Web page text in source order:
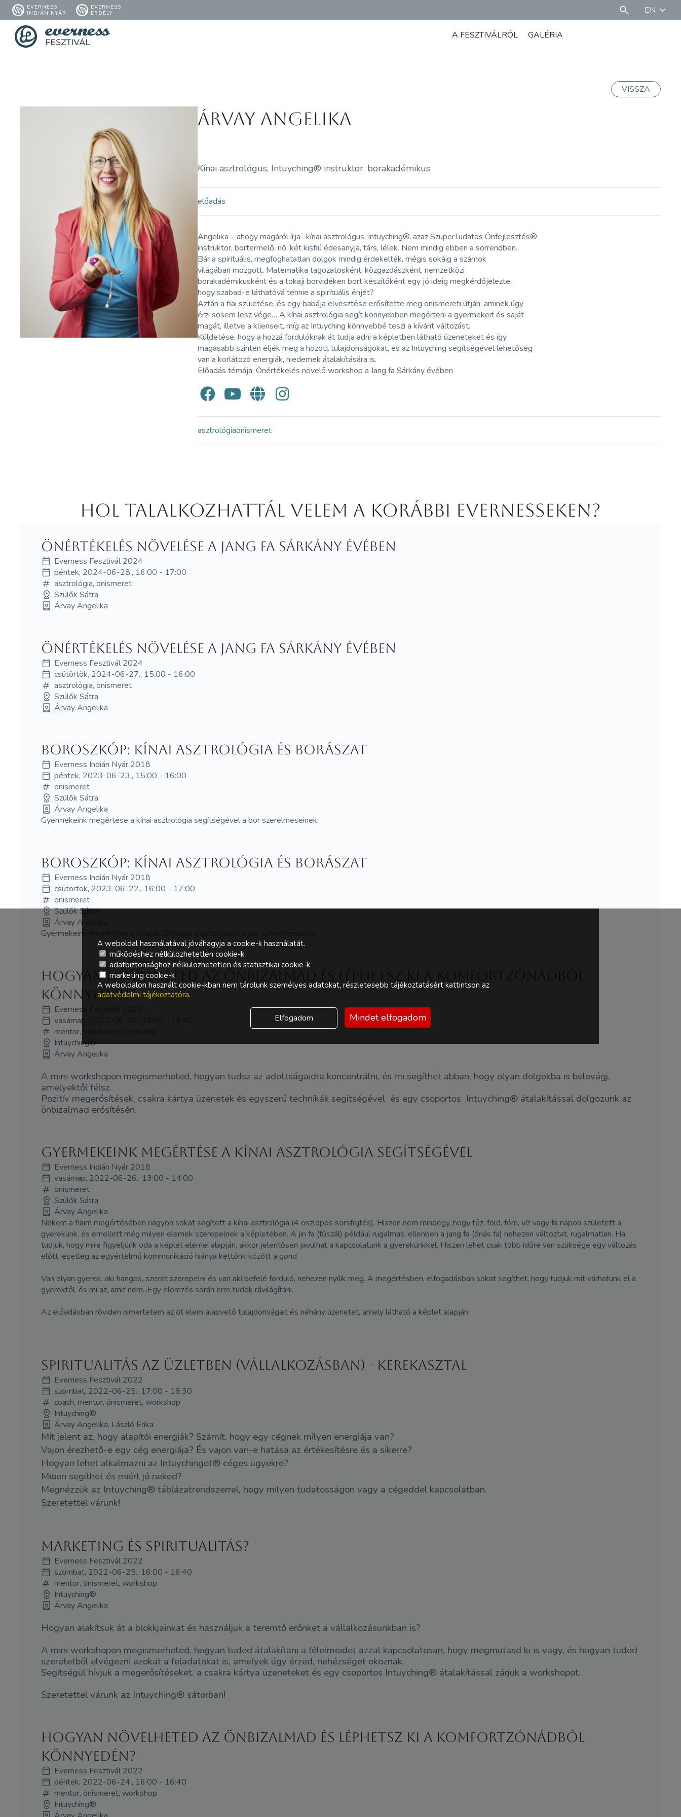
EVERNESS
INDIÁN NYÁR
EVERNESS
ERDÉLY
EN
A FESZTIVÁLRÓL GALÉRIA
VISSZA
Árvay Angelika
Kínai asztrológus, Intuyching® instruktor, borakadémikus
előadás
Angelika – ahogy magáról írja- kínai asztrológus, Intuyching®, azaz SzuperTudatos Önfejlesztés®
instruktor, bortermelő, nő, két kisfiú édesanyja, társ, lélek. Nem mindig ebben a sorrendben.
Bár a spirituális, megfoghatatlan dolgok mindig érdekelték, mégis sokáig a számok
világában mozgott. Matematika tagozatosként, közgazdászként, nemzetközi
borakadémikusként és a tokaji borvidéken bort készítőként egy jó ideig megkérdőjelezte,
hogy szabad-e láthatóvá tennie a spirituális énjét?
Aztán a fiai születése, és egy babája elvesztése erősítette meg önismereti útján, aminek úgy
érzi sosem lesz vége… A kínai asztrológia segít könnyebben megérteni a gyermekeit és saját
magát, illetve a klienseit, míg az Intuyching könnyebbé teszi a kívánt változást.
Küldetése, hogy a hozzá fordulóknak át tudja adni a képletben látható üzeneteket és így
magasabb szinten éljék meg a hozott tulajdonságokat, és az Intuyching segítségével lehetőség
van a korlátozó energiák, hiedemek átalakítására is.
Előadás témája: Önértékelés növelő workshop a Jang fa Sárkány évében
asztrológiaönismeret
Hol Talalkozhattál velem a korábbi Evernesseken?
Önértékelés növelése a Jang fa Sárkány évében
Everness Fesztivál 2024
péntek, 2024-06-28., 16:00 - 17:00
asztrológia, önismeret
Szülők Sátra
Árvay Angelika
Önértékelés növelése a Jang fa Sárkány évében
Everness Fesztivál 2024
csütörtök, 2024-06-27., 15:00 - 16:00
asztrológia, önismeret
Szülők Sátra
Árvay Angelika
Boroszkóp: kínai asztrológia és borászat
Everness Indián Nyár 2018
péntek, 2023-06-23., 15:00 - 16:00
önismeret
Szülők Sátra
Árvay Angelika
Gyermekeink megértése a kínai asztrológia segítségével a bor szerelmeseinek.
Boroszkóp: kínai asztrológia és borászat
Everness Indián Nyár 2018
csütörtök, 2023-06-22., 16:00 - 17:00
önismeret
Szülők Sátra
Árvay Angelika
Gyermekeink megértése a kínai asztrológia segítségével a bor szerelmeseinek.
Hogyan növelheted az önbizalmad és léphetsz ki a komfortzónádból
könnyedén?
Everness Fesztivál 2022
vasárnap, 2022-06-26., 16:00 - 16:40
mentor, önismeret, workshop
Intuyching®
Árvay Angelika
A mini workshopon megismerheted, hogyan tudsz az adottságaidra koncentrálni, és mi segíthet abban, hogy olyan dolgokba is belevágj,
amelyektől félsz.
Pozitív megerősítések, csakra kártya üzenetek és egyszerű technikák segítségével és egy csoportos Intuyching® átalakítással dolgozunk az
önbizalmad erősítésén.
Gyermekeink megértése a Kínai asztrológia segítségével
Everness Indián Nyár 2018
vasárnap, 2022-06-26., 13:00 - 14:00
önismeret
Szülők Sátra
Árvay Angelika
Nekem a fiaim megértésében nagyon sokat segített a kínai asztrológia (4 oszlopos sorsfejtés). Hiszen nem mindegy, hogy tűz, föld, fém, víz vagy fa napon született a
gyerekünk, és emellett még milyen elemek szerepelnek a képletében. A jin fa (fűszál) például rugalmas, ellenben a jang fa (óriás fa) nehezen változtat, rugalmatlan. Ha
tudjuk, hogy mire figyeljünk oda a képlet elemei alapján, akkor jelentősen javulhat a kapcsolatunk a gyerekünkkel. Hiszen lehet csak több időre van szüksége egy változás
előtt, esetleg az egyértelmű kommunikáció hiánya kettőnk között a gond.
Van olyan gyerek, aki hangos, szeret szerepelni és van aki befelé forduló, nehezen nyílik meg. A megértésben, elfogadásban sokat segíthet, hogy tudjuk mit várhatunk el a
gyerektől, és mi az, amit nem...Egy elemzés során erre tudok rávilágítani.
Az előadásban röviden ismertetem az öt elem alapvető tulajdonságait és néhány üzenetet, amely látható a képlet alapján.
Spiritualitás az üzletben (vállalkozásban) - Kerekasztal
Everness Fesztivál 2022
szombat, 2022-06-25., 17:00 - 18:30
coach, mentor, önismeret, workshop
Intuyching®
Árvay Angelika, László Erika
Mit jelent az, hogy alapítói energiák? Számít, hogy egy cégnek milyen energiája van?
Vajon érezhető-e egy cég energiája? És vajon van-e hatása az értékesítésre és a sikerre?
Hogyan lehet alkalmazni az Intuychingot® céges ügyekre?
Miben segíthet és miért jó neked?
Megnézzük az Intuyching® táblázatrendszerrel, hogy milyen tudatosságon vagy a cégeddel kapcsolatban.
Szeretettel várunk!
Marketing és spiritualitás?
Everness Fesztivál 2022
szombat, 2022-06-25., 16:00 - 16:40
mentor, önismeret, workshop
Intuyching®
Árvay Angelika
Hogyan alakítsuk át a blokkjainkat és használjuk a teremtő erőnket a vállalkozásunkban is?
A mini workshopon megismerheted, hogyan tudod átalakítani a félelmeidet azzal kapcsolatosan, hogy megmutasd ki is vagy, és hogyan tudod
szeretetből elvégezni azokat a feladatokat is, amelyek úgy érzed, nehézséget okoznak.
Segítségül hívjuk a megerősítéseket, a csakra kártya üzeneteket és egy csoportos Intuyching® átalakítással zárjuk a workshopot.
Szeretettel várunk az Intuyching® sátorban!
Hogyan növelheted az önbizalmad és léphetsz ki a komfortzónádból
könnyedén?
Everness Fesztivál 2022
péntek, 2022-06-24., 16:00 - 16:40
mentor, önismeret, workshop
Intuyching®
A weboldal használatával jóváhagyja a cookie-k használatát.
működéshez nélkülözhetetlen cookie-k
adatbiztonsághoz nélkülözhetetlen és statisztikai cookie-k
marketing cookie-k
A weboldalon használt cookie-kban nem tárolunk személyes adatokat, részletesebb tájékoztatásért kattintson az
adatvédelmi tájékoztatóra.
Elfogadom Mindet elfogadom